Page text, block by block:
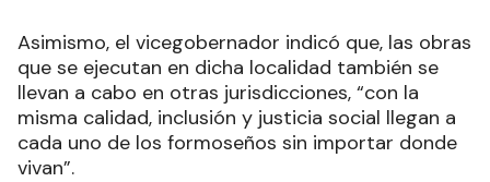
Asimismo, el vicegobernador indicó que, las obras
que se ejecutan en dicha localidad también se
llevan a cabo en otras jurisdicciones, “con la
misma calidad, inclusión y justicia social llegan a
cada uno de los formoseños sin importar donde
vivan”.